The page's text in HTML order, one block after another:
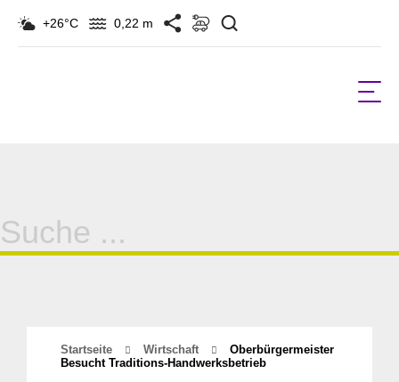
+26°C 0,22 m
Suche
für:
Startseite Wirtschaft
Oberbürgermeister
Besucht Traditions-Handwerksbetrieb